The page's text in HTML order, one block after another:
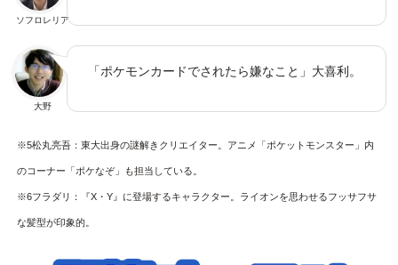
ソフロレリア
大野
「ポケモンカードでされたら嫌なこと」大喜利。
※5松丸亮吾：東大出身の謎解きクリエイター。アニメ「ポケットモンスター」内
のコーナー「ポケなぞ」も担当している。
※6フラダリ：『X・Y』に登場するキャラクター。ライオンを思わせるフッサフサ
な髪型が印象的。